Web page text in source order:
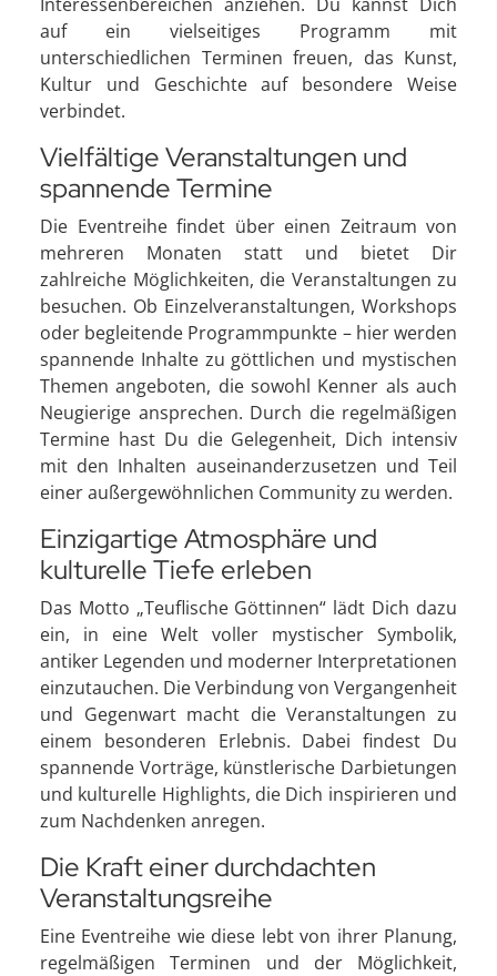
auf ein vielseitiges Programm mit
unterschiedlichen Terminen freuen, das Kunst,
Kultur und Geschichte auf besondere Weise
verbindet.
Vielfältige Veranstaltungen und
spannende Termine
Die Eventreihe findet über einen Zeitraum von
mehreren Monaten statt und bietet Dir
zahlreiche Möglichkeiten, die Veranstaltungen zu
besuchen. Ob Einzelveranstaltungen, Workshops
oder begleitende Programmpunkte – hier werden
spannende Inhalte zu göttlichen und mystischen
Themen angeboten, die sowohl Kenner als auch
Neugierige ansprechen. Durch die regelmäßigen
Termine hast Du die Gelegenheit, Dich intensiv
mit den Inhalten auseinanderzusetzen und Teil
einer außergewöhnlichen Community zu werden.
Einzigartige Atmosphäre und
kulturelle Tiefe erleben
Das Motto „Teuflische Göttinnen“ lädt Dich dazu
ein, in eine Welt voller mystischer Symbolik,
antiker Legenden und moderner Interpretationen
einzutauchen. Die Verbindung von Vergangenheit
und Gegenwart macht die Veranstaltungen zu
einem besonderen Erlebnis. Dabei findest Du
spannende Vorträge, künstlerische Darbietungen
und kulturelle Highlights, die Dich inspirieren und
zum Nachdenken anregen.
Die Kraft einer durchdachten
Veranstaltungsreihe
Eine Eventreihe wie diese lebt von ihrer Planung,
regelmäßigen Terminen und der Möglichkeit,